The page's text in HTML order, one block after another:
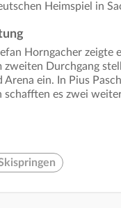
Heimspiel in
Horngacher
Durchgang
ein. In Pius
schafften es zwei